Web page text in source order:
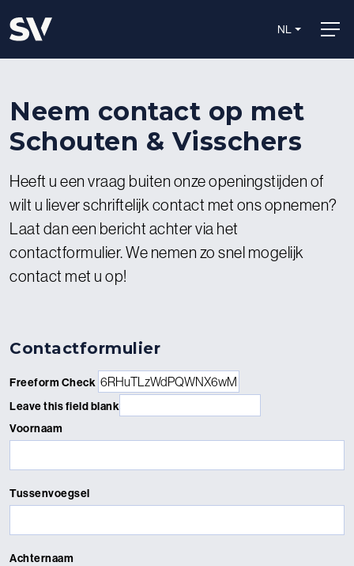
NL
Neem contact op met
Schouten & Visschers
Heeft u een vraag buiten onze openingstijden of
wilt u liever schriftelijk contact met ons opnemen?
Laat dan een bericht achter via het
contactformulier. We nemen zo snel mogelijk
contact met u op!
Contactformulier
Freeform Check
Leave this field blank
Voornaam
Tussenvoegsel
Achternaam